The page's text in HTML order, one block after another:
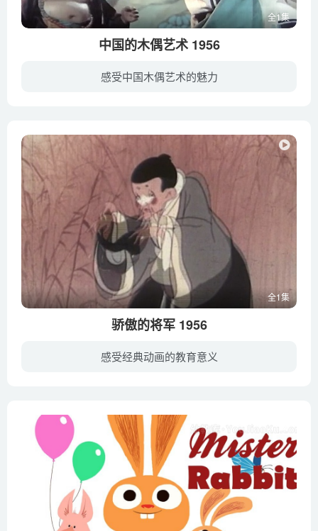
全1集
中国的木偶艺术 1956
感受中国木偶艺术的魅力
全1集
骄傲的将军 1956
感受经典动画的教育意义